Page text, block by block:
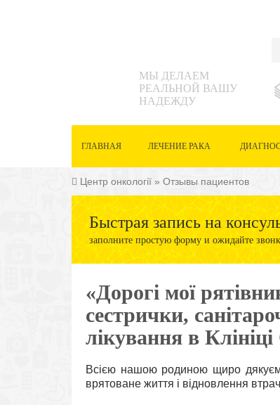
МЫ ДЕЛАЕМ
РЕАЛЬНОЙ ВАШУ
НАДЕЖДУ
ГЛАВНАЯ ЛЕЧЕНИЕ РАКА
Центр онкології » Отзывы пациентов
Быстрая запись на
заполните простую форму и ожидайте
«Дорогі мої
сестрички,
лікування в
Всією нашою родиною щиро дякуємо
врятоване життя і відновлення